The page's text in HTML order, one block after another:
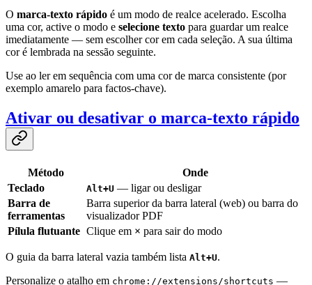
O marca-texto rápido é um modo de realce acelerado. Escolha
uma cor, active o modo e selecione texto para guardar um realce
imediatamente — sem escolher cor em cada seleção. A sua última
cor é lembrada na sessão seguinte.
Use ao ler em sequência com uma cor de marca consistente (por
exemplo amarelo para factos-chave).
Ativar ou desativar o marca-texto rápido
Método
Onde
Teclado
Alt+U — ligar ou desligar
Barra de
ferramentas
Barra superior da barra lateral (web) ou barra do
visualizador PDF
Pílula flutuante Clique em × para sair do modo
O guia da barra lateral vazia também lista Alt+U.
Personalize o atalho em chrome://extensions/shortcuts —